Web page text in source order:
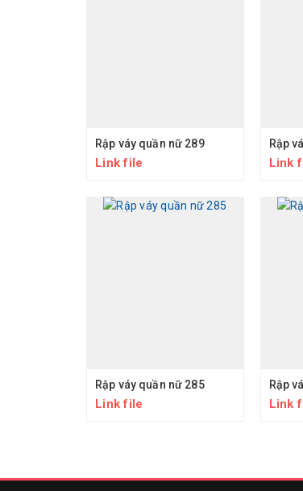
Rập váy quần nữ 289
Link file
Rập
Link
Rập váy quần nữ 285
Link file
Rập
Link